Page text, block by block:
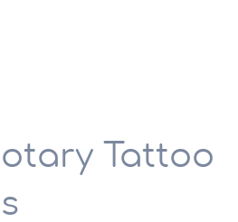
Tattoo